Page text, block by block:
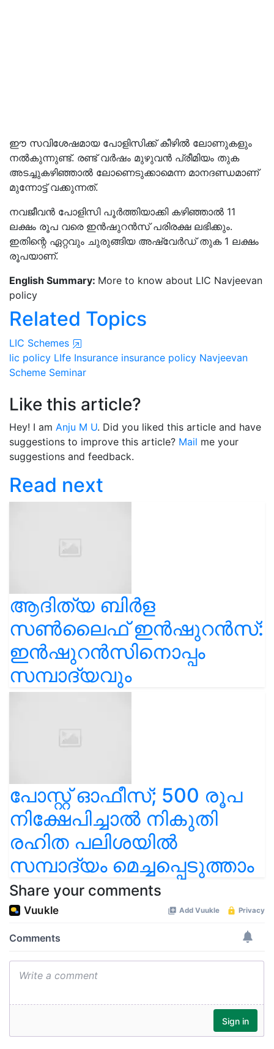
ഈ സവിശേഷമായ പോളിസിക്ക് കീഴിൽ ലോണുകളും
നൽകുന്നുണ്ട്. രണ്ട് വർഷം മുഴുവൻ പ്രീമിയം തുക
അടച്ചുകഴിഞ്ഞാൽ ലോണെടുക്കാമെന്ന മാനദണ്ഡമാണ്
മുന്നോട്ട് വക്കുന്നത്.
നവജീവൻ പോളിസി പൂർത്തിയാക്കി കഴിഞ്ഞാൽ 11
ലക്ഷം രൂപ വരെ ഇന്‍ഷുറന്‍സ് പരിരക്ഷ ലഭിക്കും.
ഇതിന്റെ ഏറ്റവും ചുരുങ്ങിയ അഷ്വേർഡ് തുക 1 ലക്ഷം
രൂപയാണ്.
English Summary: More to know about LIC Navjeevan
policy
Related Topics
LIC Schemes
lic policy LIfe Insurance insurance policy Navjeevan
Scheme Seminar
Like this article?
Hey! I am Anju M U. Did you liked this article and have
suggestions to improve this article? Mail me your
suggestions and feedback.
Read next
ആദിത്യ ബിര്‍ള
സണ്‍ലൈഫ് ഇന്‍ഷുറന്‍സ്:
ഇൻഷുറൻസിനൊപ്പം
സമ്പാദ്യവും
പോസ്റ്റ് ഓഫീസ്; 500 രൂപ
നിക്ഷേപിച്ചാല്‍ നികുതി
രഹിത പലിശയിൽ
സമ്പാദ്യം മെച്ചപ്പെടുത്താം
Share your comments